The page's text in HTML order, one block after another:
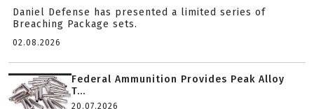
Daniel Defense has presented a limited series of
Breaching Package sets.
02.08.2026
Federal Ammunition Provides Peak Alloy
T...
20.07.2026